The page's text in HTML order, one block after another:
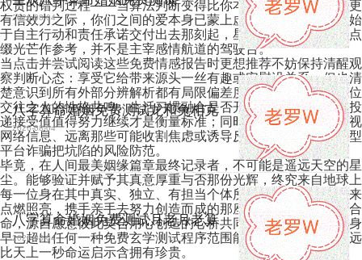
权责的错判过程——当算法判断变得比你本人行动及真实感受更
有信效力之际，你们之间的爱本身已蒙上虚无色彩——毕竟爱始
于自主行动和责任承诺交付出去那刻起，星辰只是浩瀚夜空的点
缀光芒作参考，并不是主宰感情航道的驾驶台。
当点击并尝试阅读这些免费情感报告时更想推荐不妨保持清醒观
察判断心态：享受它给带来源头一丝有趣或安慰没关系，但也清
楚意识到所有外部分辨解析都有局限偏差度；你当下与眼前这位
交往之人的性格共鸣、生活习惯融合是否开心踏实、彼此情感投
递接受值值得努力继续才是衡量标准；同时要具备辨别能力审视
网络信息、远离那些可能收割焦虑或诱导反复充值升级付费类型
平台诈骗把坑陷的风险防范。
毕竟，在人间最美姻缘篇章最终记录者，不可能是遥远天空的星
尘。能够验证并赋予其真意厚重与否那份光辉，终究来自地球上
每一位身在其中真实、独立、有担当个体所持温暖、爱和忠诚来
点燃照亮，携手亲手去努力创造而成的那座桥而已——真正的合
命，源自愿意彼此契合用心创造的心桥共同铺筑。这份答案本身
早已超出任何一种免费玄学测试程序范围能力设定本身了，且远
比天上一秒命运启示含拥有珍贵。
2026-08-04
八字算命婚姻免费测试龙和兔相克
2026-08-04
八字算命婚姻免费测试月老月老算
2026-08-04